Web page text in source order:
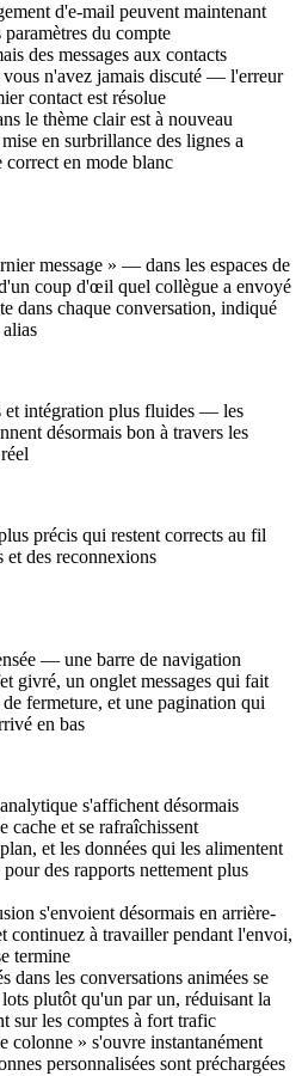
d'e-mail peuvent maintenant
du compte
des messages aux contacts
vous n'avez jamais discuté — l'erreur
contact est résolue
le thème clair est à nouveau
en surbrillance des lignes a
correct en mode blanc
message » — dans les espaces de
coup d'œil quel collègue a envoyé
dans chaque conversation, indiqué
et intégration plus fluides — les
désormais bon à travers les
précis qui restent corrects au fil
et des reconnexions
— une barre de navigation
givré, un onglet messages qui fait
fermeture, et une pagination qui
en bas
s'affichent désormais
cache et se rafraîchissent
et les données qui les alimentent
des rapports nettement plus
s'envoient désormais en arrière-
continuez à travailler pendant l'envoi,
termine
dans les conversations animées se
plutôt qu'un par un, réduisant la
sur les comptes à fort trafic
colonne » s'ouvre instantanément
personnalisées sont préchargées